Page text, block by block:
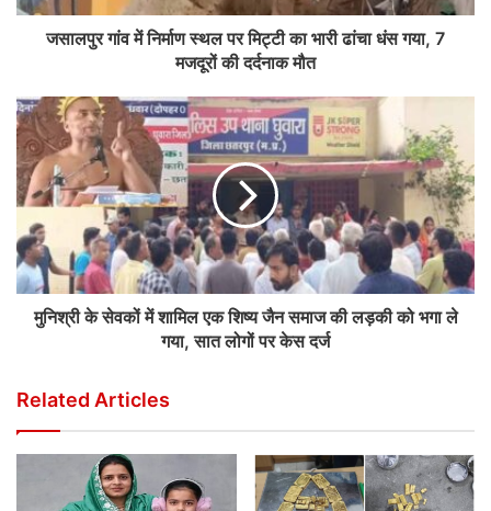
जसालपुर गांव में निर्माण स्थल पर मिट्टी का भारी ढांचा धंस गया, 7
मजदूरों की दर्दनाक मौत
मुनिश्री के सेवकों में शामिल एक शिष्य जैन समाज की लड़की को भगा ले
गया, सात लोगों पर केस दर्ज
Related Articles